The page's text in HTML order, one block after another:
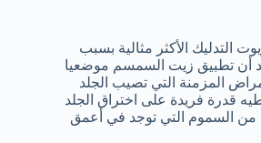
التدليك الأكثر مثالية بسبب
أن تطبيق زيت السمسم موضعيا
المزمنة التي تصيب الجلد
قدرة فريدة على اختراق الجلد
من السموم التي توجد في أعمق